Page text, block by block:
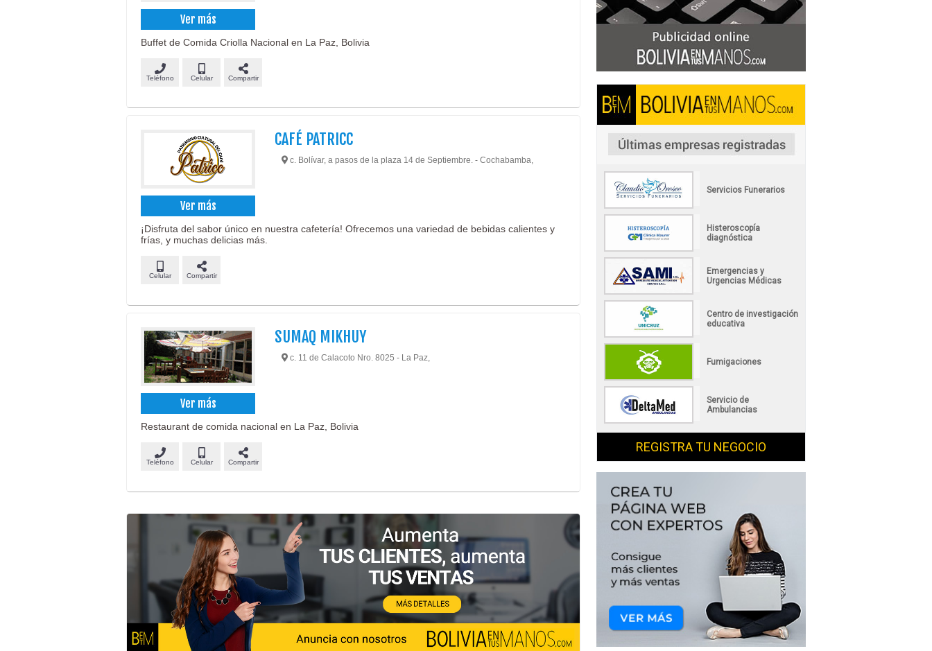
Ver más
Buffet de Comida Criolla Nacional en La Paz, Bolivia
Teléfono Celular Compartir
Ver más
CAFÉ PATRICC
c. Bolívar, a pasos de la plaza 14 de Septiembre. - Cochabamba,
¡Disfruta del sabor único en nuestra cafetería! Ofrecemos una variedad de bebidas calientes y
frías, y muchas delicias más.
Celular Compartir
Ver más
SUMAQ MIKHUY
c. 11 de Calacoto Nro. 8025 - La Paz,
Restaurant de comida nacional en La Paz, Bolivia
Teléfono Celular Compartir
Servicios Funerarios
Histeroscopía
diagnóstica
Emergencias y
Urgencias Médicas
Centro de investigación
educativa
Fumigaciones
Servicio de
Ambulancias
REGISTRA TU NEGOCIO